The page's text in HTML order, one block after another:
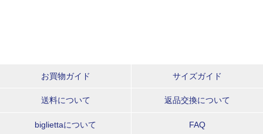
お買物ガイド サイズガイド
送料について 返品交換について
bigliettaについて FAQ